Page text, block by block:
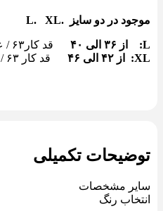
موجود در دو سایز .L. XL
L: از ٣۶ الی ۴٠
قد کار۶٣ / عرض سینه ۴٨
XL: از ۴٢ الی ۴۶
قد کار ۶٣ / عرض سینه ۵٠
توضیحات تکمیلی
سایر مشخصات
انتخاب رنگ